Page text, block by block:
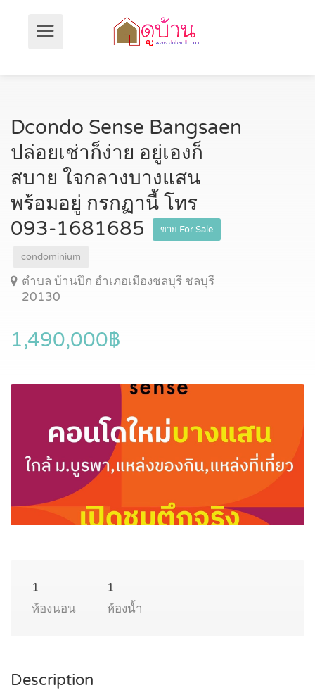
Dcondo Sense Bangsaen
ปล่อยเช่าก็ง่าย อยู่เองก็
สบาย ใจกลางบางแสน
พร้อมอยู่ กรกฏานี้ โทร
093-1681685
ขาย For Sale
condominium
ตำบล บ้านปึก อำเภอเมืองชลบุรี ชลบุรี
20130
1,490,000฿
1
ห้องนอน
1
ห้องน้ำ
Description